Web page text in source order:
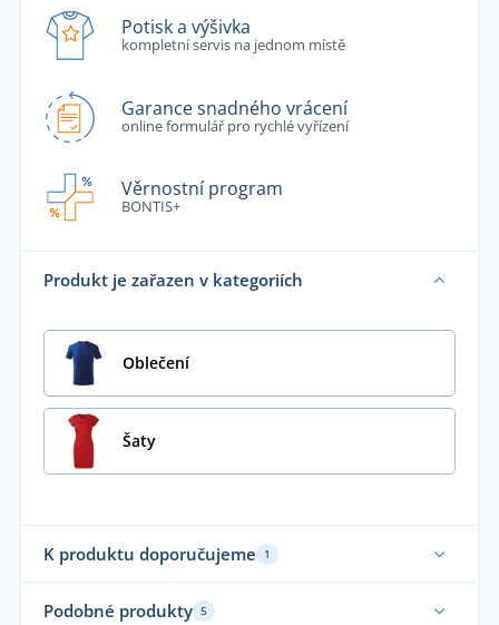
Potisk a výšivka
kompletní servis na jednom místě
Garance snadného vrácení
online formulář pro rychlé vyřízení
Věrnostní program
BONTIS+
Produkt je zařazen v kategoriích
Oblečení
Šaty
K produktu doporučujeme 1
Podobné produkty 5